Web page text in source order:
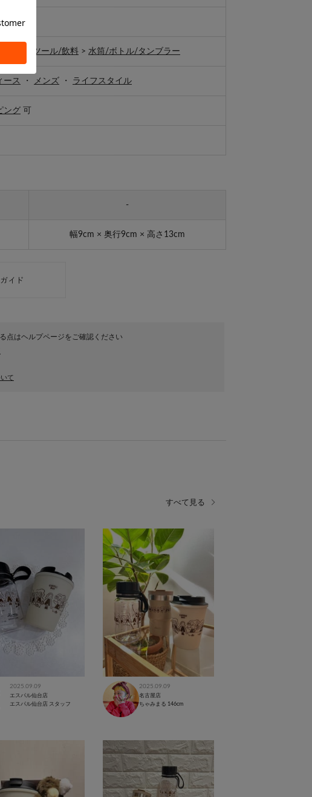
ッチンツール/飲料 > 水筒/ボトル/タンブラー
ース ・ メンズ ・ ライフスタイル
ング 可
-
幅9cm × 奥行9cm × 高さ13cm
点はヘルプページをご確認ください
て
2025.09.09
エスパル仙台店
エスパル仙台店 スタッフ
2025.09.09
名古屋店
ちゃみまる 146cm
すべて見る